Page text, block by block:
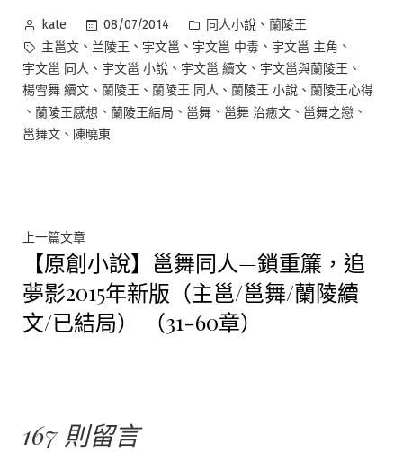
作
者:
kate 08/07/2014
分
類:
同人小說 、 蘭陵王
標
籤:
主邕文 、 兰陵王 、 宇文邕 、 宇文邕 中毒 、 宇文邕 主角 、
宇文邕 同人 、 宇文邕 小說 、 宇文邕 續文 、 宇文邕與蘭陵王 、
楊雪舞 續文 、 蘭陵王 、 蘭陵王 同人 、 蘭陵王 小說 、 蘭陵王心得
、 蘭陵王感想 、 蘭陵王結局 、 邕舞 、 邕舞 治癒文 、 邕舞之戀 、
邕舞文 、 陳曉東
文
章
導
上一篇文章上
一
文
章:
【原創小說】邕舞同人—鎖重簾，追
夢影2015年新版（主邕/邕舞/蘭陵續
文/已結局） （31-60章）
167 則留言